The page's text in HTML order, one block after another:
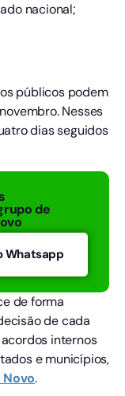
nacional;
públicos podem
Nesses
dias seguidos
de
Whatsapp
de forma
de cada
internos
e municípios,
Novo.